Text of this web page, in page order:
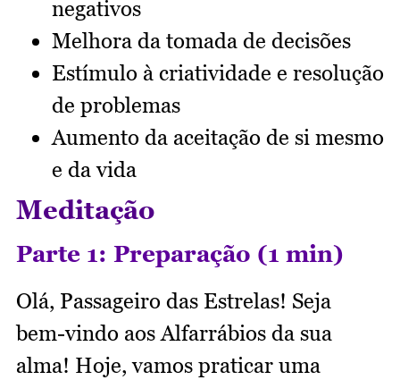
negativos
Melhora da tomada de decisões
Estímulo à criatividade e resolução
de problemas
Aumento da aceitação de si mesmo
e da vida
Meditação
Parte 1: Preparação (1 min)
Olá, Passageiro das Estrelas! Seja
bem-vindo aos Alfarrábios da sua
alma! Hoje, vamos praticar uma